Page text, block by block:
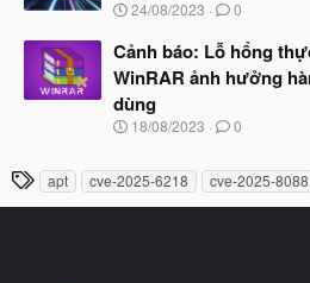
ắ
đ
ầ
u
N
à
y
b
ắ
t
u
24/08/2023 0
Cảnh báo: Lỗ hổng
WinRAR ảnh hưởng
dùng
N
y
18/08/2023 0
T
h
apt cve-2025-6218 cve-2025-8088